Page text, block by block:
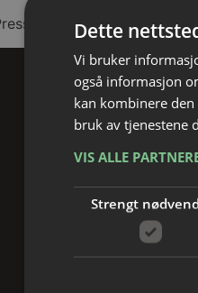
This is your first
Dette
Vi bruker
også informasjon
kan kombinere
bruk av tjenestene
VIS ALLE
Strengt